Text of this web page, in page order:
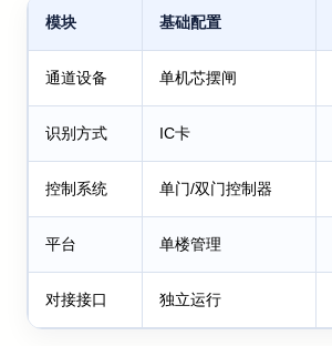
模块 基础配置
通道设备 单机芯摆闸
识别方式 IC卡
控制系统 单门/双门控制器
平台 单楼管理
对接接口 独立运行